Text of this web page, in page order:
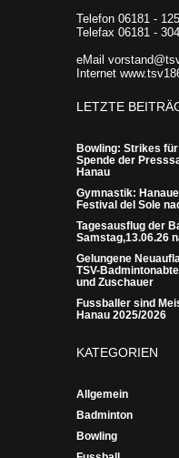
Telefon 06181 -
Telefax 06181 -
eMail
Internet
LETZTE
Bowling: Strikes
Spende der
Hanau
Gymnastik:
Festival del Sole
Tagesausflug der
Samstag,13.06.26
Gelungene
TSV-
und Zuschauer
Fussballer sind
Hanau 2025/2026
KATEGORIEN
Allgemein
Badminton
Bowling